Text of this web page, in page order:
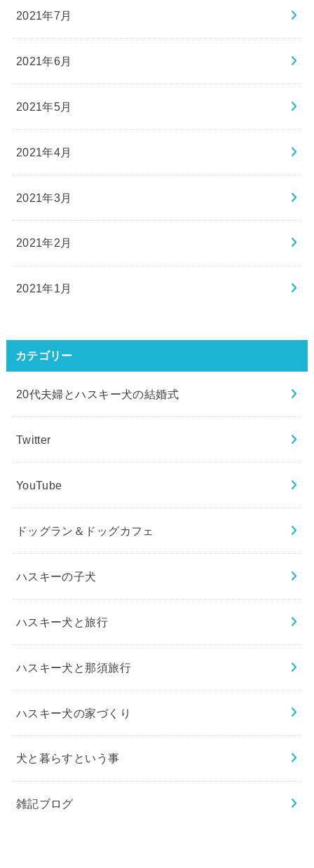
2021年7月
2021年6月
2021年5月
2021年4月
2021年3月
2021年2月
2021年1月
カテゴリー
20代夫婦とハスキー犬の結婚式
Twitter
YouTube
ドッグラン＆ドッグカフェ
ハスキーの子犬
ハスキー犬と旅行
ハスキー犬と那須旅行
ハスキー犬の家づくり
犬と暮らすという事
雑記ブログ